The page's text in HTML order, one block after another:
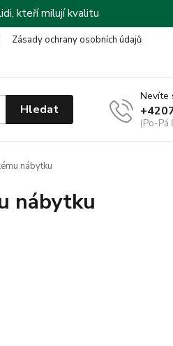
kteří milují kvalitu
Zásady ochrany osobních údajů
Hledat
Nevíte
(Po-Pá
nábytku
nábytku